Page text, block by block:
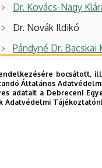
Dr. Kovács-Nagy
Dr. Novák Ildikó
Pándyné Dr. Bacskai
Dr. Pusztai Gabriella
Sávai-Átyin Regina
Sütő Zsuzsanna
Általános
adatait a Debreceni
Adatvédelmi